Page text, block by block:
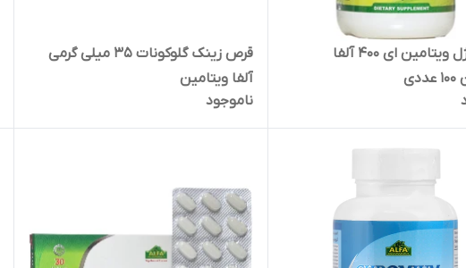
سافت ژل ویتامین ای 400 آلفا
قرص زینک گلوکونات 35 میلی گرمی
آلفا ویتامین
ناموجود